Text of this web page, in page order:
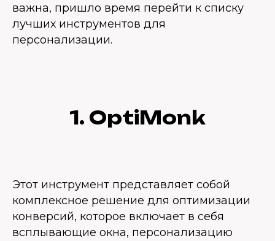
важна, пришло время перейти к списку
лучших инструментов для
персонализации.
1. OptiMonk
Этот инструмент представляет собой
комплексное решение для оптимизации
конверсий, которое включает в себя
всплывающие окна, персонализацию